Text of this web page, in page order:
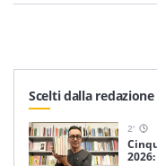
nostra newsletter
Iscriviti
Scelti dalla redazione
2'